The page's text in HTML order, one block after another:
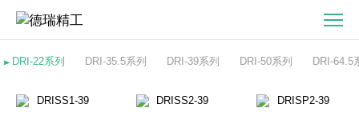
DRISP3-
39
铁DRI-22系列 DRI-35.5系列 DRI-39系列 DRI-50系列 DRI-64.5